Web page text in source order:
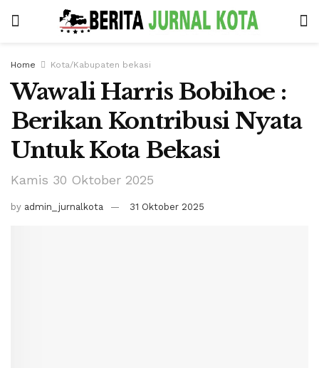
Home Kota/Kabupaten bekasi
Wawali Harris Bobihoe :
Berikan Kontribusi Nyata
Untuk Kota Bekasi
Kamis 30 Oktober 2025
by admin_jurnalkota 31 Oktober 2025